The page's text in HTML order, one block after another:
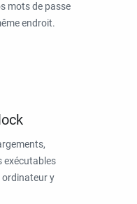
mots de passe
endroit.
exécutables
y